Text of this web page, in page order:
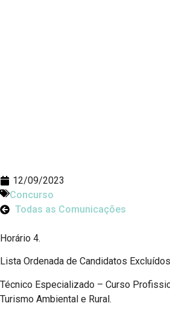
12/09/2023
Concurso
Todas as Comunicações
Horário 4.
Lista Ordenada de Candidatos
Técnico Especializado – Curso
Turismo Ambiental e Rural.